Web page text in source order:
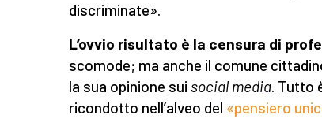
discriminate».
L’ovvio risultato è la censura di
scomode; ma anche il comune
la sua opinione sui social media. Tutto
ricondotto nell’alveo del «pensiero